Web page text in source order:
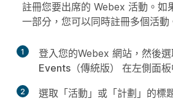
註冊您要出席的 Webex 活動。如
一部分，您可以同時註冊多個活動
1 登入您的Webex 網站，然後選
Events（傳統版）
在左側面板
2 選取「活動」或「計劃」的標